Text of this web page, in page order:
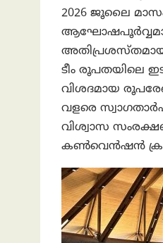
2026 ജൂലൈ
ടീം രൂപതയിലെ
വിശദമായ
വളരെ
വിശ്വാസ
കൺവെൻഷൻ